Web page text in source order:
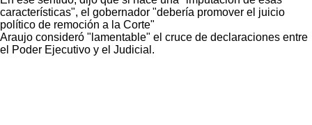
características", el gobernador "debería promover el juicio
político de remoción a la Corte"
Araujo consideró "lamentable" el cruce de declaraciones entre
el Poder Ejecutivo y el Judicial.